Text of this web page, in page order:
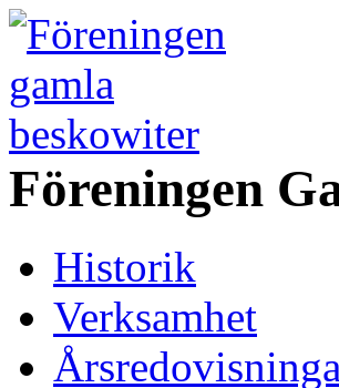
Föreningen
Historik
Verksamhet